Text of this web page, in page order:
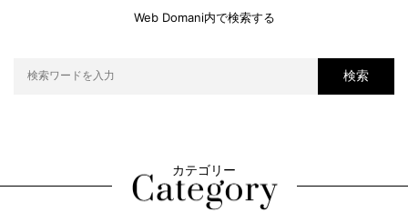
Web Domani内で検索する
検索
カテゴリー